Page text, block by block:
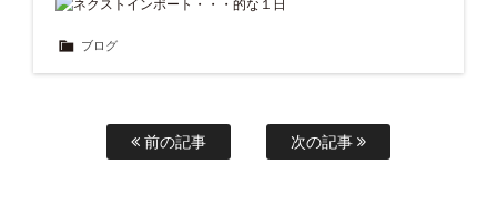
ブログ
前の記事 次の記事